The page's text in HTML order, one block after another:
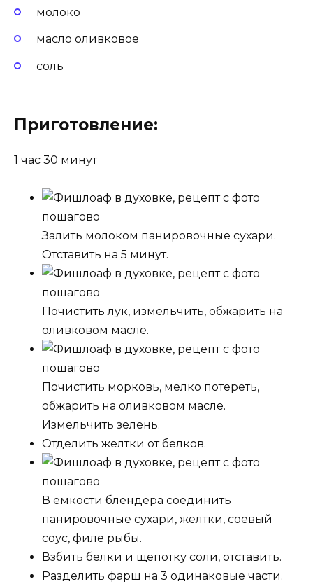
молоко
масло оливковое
соль
Приготовление:
1 час 30 минут
Залить молоком панировочные сухари.
Отставить на 5 минут.
Почистить лук, измельчить, обжарить на
оливковом масле.
Почистить морковь, мелко потереть,
обжарить на оливковом масле.
Измельчить зелень.
Отделить желтки от белков.
В емкости блендера соединить
панировочные сухари, желтки, соевый
соус, филе рыбы.
Взбить белки и щепотку соли, отставить.
Разделить фарш на 3 одинаковые части.